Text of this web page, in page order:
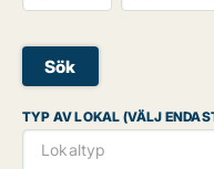
Sök
TYP AV LOKAL (VÄLJ
Lokaltyp